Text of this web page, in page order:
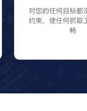
对您的任何目标都
约束，使任何抓取
畅